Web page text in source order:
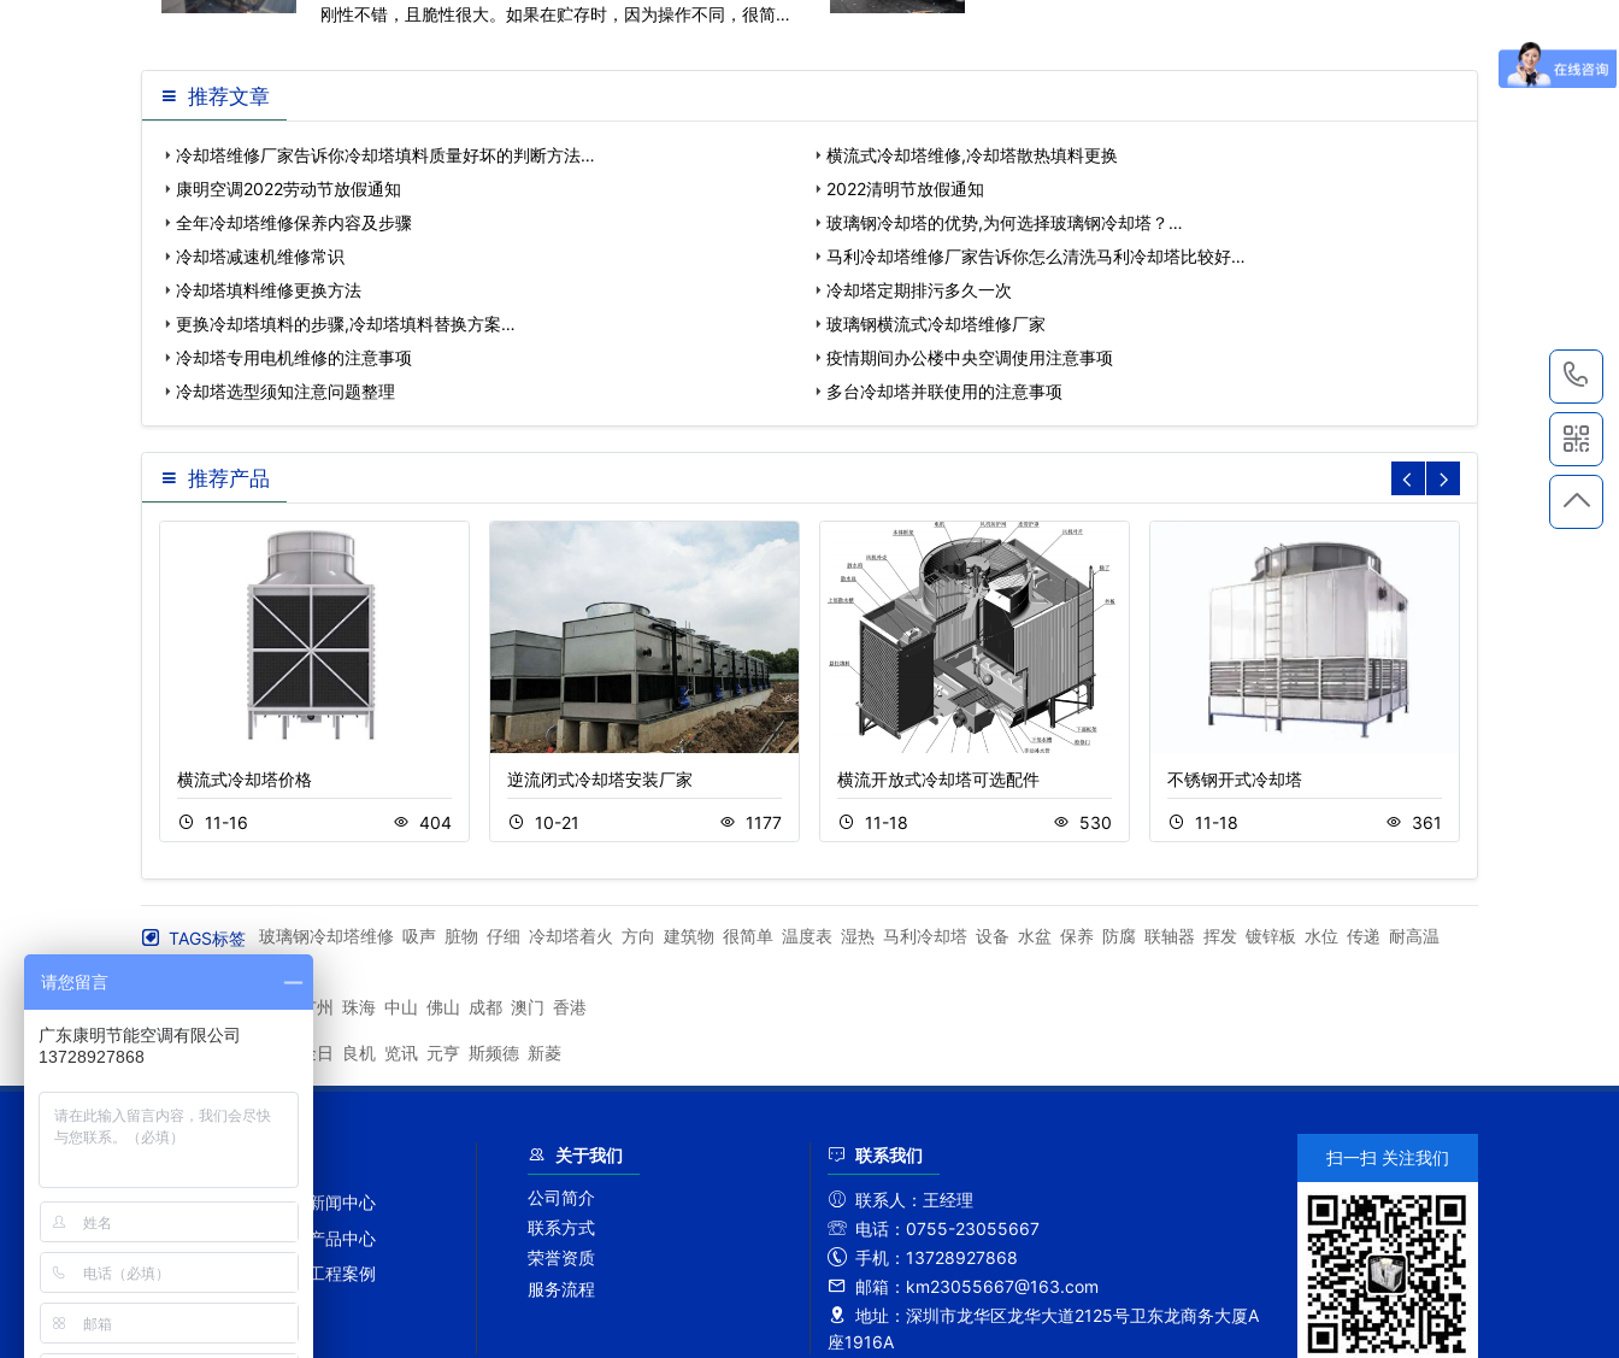
刚性不错，且脆性很大。如果在贮存时，因为操作不同，很简单
推荐文章
冷却塔维修厂家告诉你冷却塔填料质量好坏的判断方法…
横流式冷却塔维修,冷却塔散热填料更换
康明空调2022劳动节放假通知
2022清明节放假通知
全年冷却塔维修保养内容及步骤
玻璃钢冷却塔的优势,为何选择玻璃钢冷却塔？…
冷却塔减速机维修常识
马利冷却塔维修厂家告诉你怎么清洗马利冷却塔比较好…
冷却塔填料维修更换方法
冷却塔定期排污多久一次
更换冷却塔填料的步骤,冷却塔填料替换方案…
玻璃钢横流式冷却塔维修厂家
冷却塔专用电机维修的注意事项
疫情期间办公楼中央空调使用注意事项
冷却塔选型须知注意问题整理
多台冷却塔并联使用的注意事项
推荐产品
横流式冷却塔价格
11-16 404
逆流闭式冷却塔安装厂家
10-21 1177
横流开放式冷却塔可选配件
11-18 530
不锈钢开式冷却塔
11-18 361
TAGS标签 玻璃钢冷却塔维修 吸声 脏物 仔细 冷却塔着火 方向 建筑物 很简单 温度表 湿热 马利冷却塔 设备 水盆 保养 防腐 联轴器 挥发 镀锌板 水位 传递 耐高温
其他城市 深圳 广州 珠海 中山 佛山 成都 澳门 香港
金日 良机 览讯 元亨 斯频德 新菱
网站首页
新闻中心
冷却塔百科
产品中心
冷却塔配件
工程案例
网站地图
关于我们
公司简介
联系方式
荣誉资质
服务流程
联系我们
联系人： 王经理
电话： 0755-23055667
手机： 13728927868
邮箱： km23055667@163.com
地址： 深圳市龙华区龙华大道2125号卫东龙商务大厦A
座1916A
扫一扫 关注我们
请您留言
广东康明节能空调有限公司
13728927868